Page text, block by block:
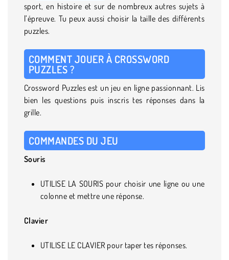
sport, en histoire et sur de nombreux autres sujets à
l’épreuve. Tu peux aussi choisir la taille des différents
puzzles.
COMMENT JOUER À CROSSWORD
PUZZLES ?
Crossword Puzzles est un jeu en ligne passionnant. Lis
bien les questions puis inscris tes réponses dans la
grille.
COMMANDES DU JEU
Souris
UTILISE LA SOURIS pour choisir une ligne ou une
colonne et mettre une réponse.
Clavier
UTILISE LE CLAVIER pour taper tes réponses.